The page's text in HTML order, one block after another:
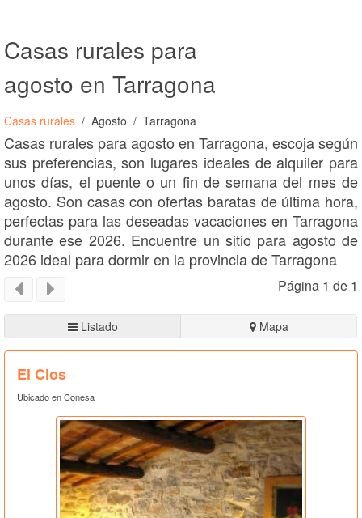
Casas rurales para
agosto en Tarragona
Casas rurales Agosto Tarragona
Casas rurales para agosto en Tarragona, escoja según
sus preferencias, son lugares ideales de alquiler para
unos días, el puente o un fin de semana del mes de
agosto. Son casas con ofertas baratas de última hora,
perfectas para las deseadas vacaciones en Tarragona
durante ese 2026. Encuentre un sitio para agosto de
2026 ideal para dormir en la provincia de Tarragona
Página 1 de 1
Listado Mapa
El Clos
Ubicado en Conesa